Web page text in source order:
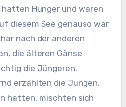
Hunger und waren
diesem See genauso war
nach der anderen
die älteren Gänse
die Jüngeren.
erzählten die Jungen,
hatten, mischten sich